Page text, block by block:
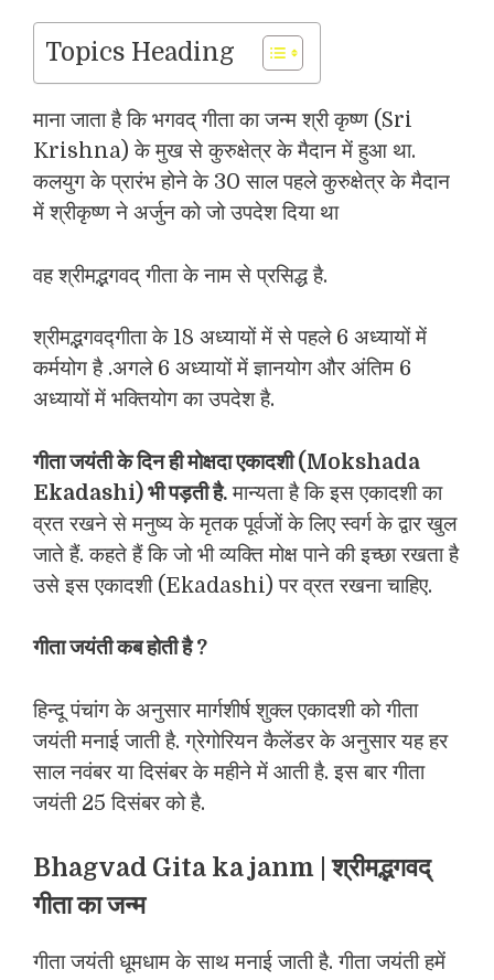
Topics Heading
माना जाता है कि भगवद् गीता का जन्‍म श्री कृष्‍ण (Sri
Krishna) के मुख से कुरुक्षेत्र के मैदान में हुआ था.
कलयुग के प्रारंभ होने के 30 साल पहले कुरुक्षेत्र के मैदान
में श्रीकृष्‍ण ने अर्जुन को जो उपदेश दिया था
वह श्रीमद्भगवद् गीता के नाम से प्रसिद्ध है.
श्रीमद्भगवद्गीता के 18 अध्यायों में से पहले 6 अध्यायों में
कर्मयोग है .अगले 6 अध्‍यायों में ज्ञानयोग और अंतिम 6
अध्‍यायों में भक्तियोग का उपदेश है.
गीता जयंती के दिन ही मोक्षदा एकादशी (Mokshada
Ekadashi) भी पड़ती है.मान्‍यता है कि इस एकादशी का
व्रत रखने से मनुष्‍य के मृतक पूर्वजों के लिए स्‍वर्ग के द्वार खुल
जाते हैं. कहते हैं कि जो भी व्‍यक्ति मोक्ष पाने की इच्‍छा रखता है
उसे इस एकादशी (Ekadashi) पर व्रत रखना चाहिए.
गीता जयंती कब होती है?
हिन्‍दू पंचांग के अनुसार मार्गशीर्ष शुक्‍ल एकादशी को गीता
जयंती मनाई जाती है. ग्रेगोरियन कैलेंडर के अनुसार यह हर
साल नवंबर या दिसंबर के महीने में आती है. इस बार गीता
जयंती 25 दिसंबर को है.
Bhagvad Gita ka janm | श्रीमद्भगवद्
गीता का जन्‍म
गीता जयंती धूमधाम के साथ मनाई जाती है. गीता जयंती हमें